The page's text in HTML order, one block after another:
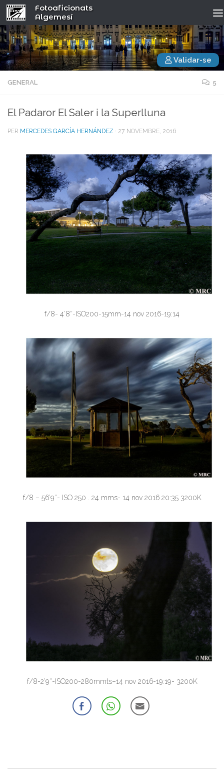
Fotoaficionats
Algemesí
Validar-se
GENERAL 5
El Padaror El Saler i la Superlluna
PER MERCEDES GARCÍA HERNÁNDEZ · 27 NOVEMBRE, 2016
f/8- 4’8″-ISO200-15mm-14 nov 2016-19:14
f/8 – 56’9″- ISO 250 . 24 mms- 14 nov 2016 20:35 3200K
f/8-2’9″-ISO200-280mmts–14 nov 2016-19:19- 3200K